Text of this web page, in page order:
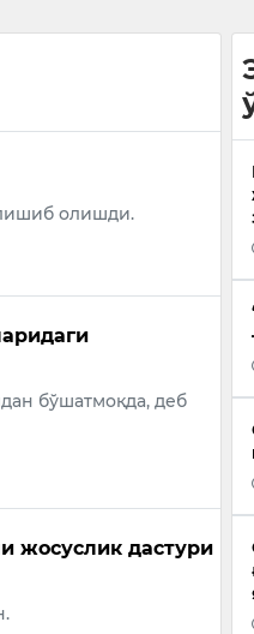
олишди.
бўшатмоқда, деб
жосуслик дастури